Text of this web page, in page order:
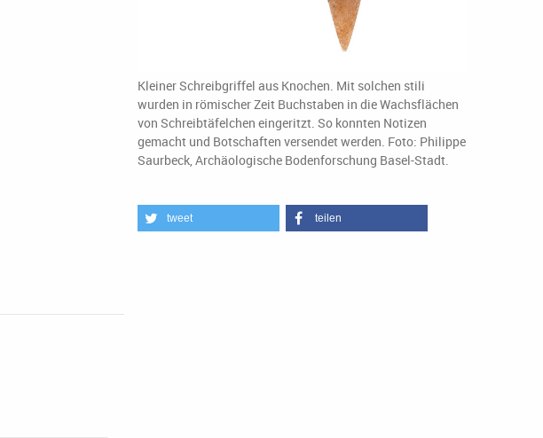
Kleiner Schreibgriffel aus Knochen. Mit solchen stili
wurden in römischer Zeit Buchstaben in die Wachsflächen
von Schreibtäfelchen eingeritzt. So konnten Notizen
gemacht und Botschaften versendet werden. Foto: Philippe
Saurbeck, Archäologische Bodenforschung Basel-Stadt.
tweet teilen